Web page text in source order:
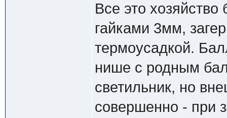
Все это
гайками 3мм,
термоусадкой.
нише с родным
светильник, но
совершенно - при